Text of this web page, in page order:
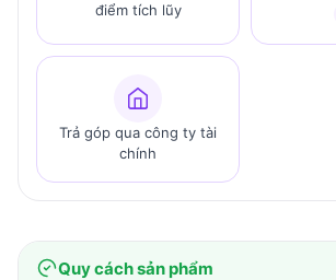
điểm tích lũy
Trả góp qua công ty tài
chính
Quy cách sản phẩm